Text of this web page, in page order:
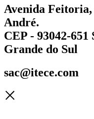
Avenida
André.
CEP - 93042-
Grande do Sul
sac@itece.com